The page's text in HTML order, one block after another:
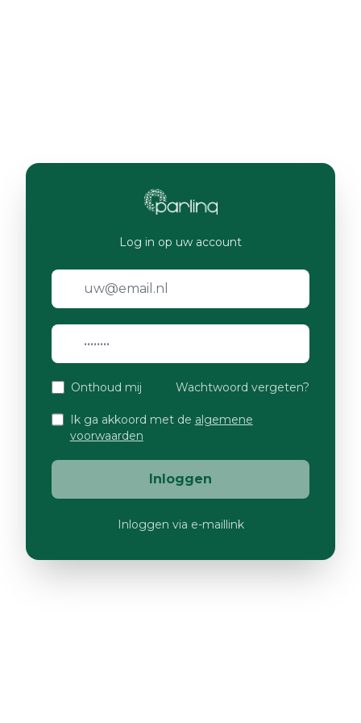
Log in op uw account
Onthoud mij Wachtwoord vergeten?
Ik ga akkoord met de algemene
voorwaarden
Inloggen
Inloggen via e-maillink